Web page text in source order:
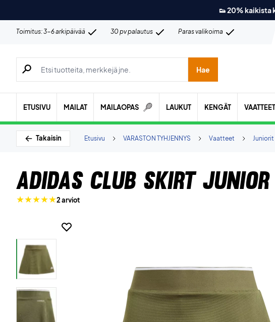
👟 20% kaikista
Toimitus: 3-6 arkipäivää 30 pv palautus Paras valikoima
Hae tuotteita, merkkejä jne.
Hae
ETUSIVU MAILAT MAILAOPAS LAUKUT KENGÄT VAATTEET
Takaisin Juniorit
Vaatteet
VARASTON TYHJENNYS
Etusivu
Adidas Club Skirt Junior
2 arviot